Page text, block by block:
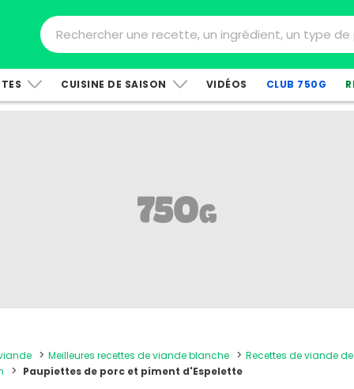
CUISINE DE SAISON VIDÉOS CLUB 750G
Meilleures recettes de viande blanche
Recettes de viande
Paupiettes de porc et piment d'Espelette